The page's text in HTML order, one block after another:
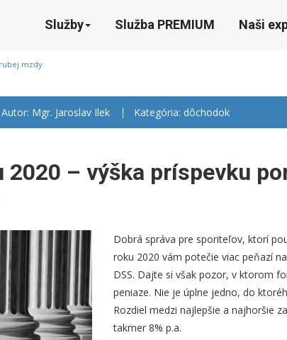
Služby Služba PREMIUM Naši
mzdy
Autor: Mgr. Jaroslav Ilek Kategória: dôchodok
2020 – výška príspevku
Dobrá správa pre sporiteľov, ktorí
roku 2020 vám potečie viac peňazí
DSS. Dajte si však pozor, v ktorom
peniaze. Nie je úplne jedno, do
Rozdiel medzi najlepšie a najhoršie
takmer 8% p.a.